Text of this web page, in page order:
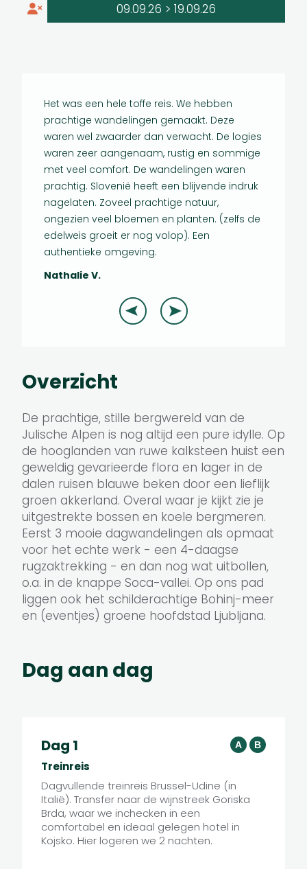
09.09.26 > 19.09.26
Het was een hele toffe reis. We hebben
prachtige wandelingen gemaakt. Deze
waren wel zwaarder dan verwacht. De logies
waren zeer aangenaam, rustig en sommige
met veel comfort. De wandelingen waren
prachtig. Slovenië heeft een blijvende indruk
nagelaten. Zoveel prachtige natuur,
ongezien veel bloemen en planten. (zelfs de
edelweis groeit er nog volop). Een
authentieke omgeving.
Nathalie V.
Overzicht
De prachtige, stille bergwereld van de
Julische Alpen is nog altijd een pure idylle. Op
de hooglanden van ruwe kalksteen huist een
geweldig gevarieerde flora en lager in de
dalen ruisen blauwe beken door een lieflijk
groen akkerland. Overal waar je kijkt zie je
uitgestrekte bossen en koele bergmeren.
Eerst 3 mooie dagwandelingen als opmaat
voor het echte werk - een 4-daagse
rugzaktrekking - en dan nog wat uitbollen,
o.a. in de knappe Soca-vallei. Op ons pad
liggen ook het schilderachtige Bohinj-meer
en (eventjes) groene hoofdstad Ljubljana.
Dag aan dag
D
E
F
G
H
Dag 1 A B
Treinreis
Dagvullende treinreis Brussel-Udine (in
Italië). Transfer naar de wijnstreek Goriska
Brda, waar we inchecken in een
comfortabel en ideaal gelegen hotel in
Kojsko. Hier logeren we 2 nachten.